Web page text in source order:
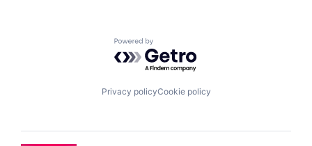
Powered by Getro.com
Privacy policyCookie policy